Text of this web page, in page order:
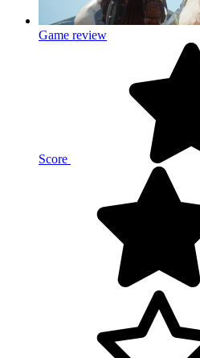
Game review
Score